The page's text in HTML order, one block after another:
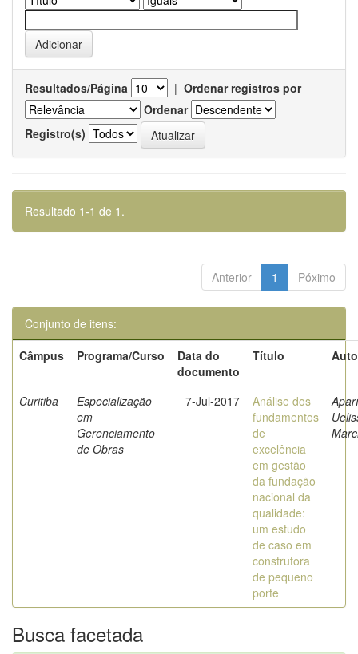
Resultados/Página | Ordenar registros por
Ordenar
Registro(s)
Resultado 1-1 de 1.
Anterior 1 Póximo
Conjunto de itens:
Câmpus
Programa/Curso
Data do
documento
Título
Curitiba
Especialização
em
Gerenciamento
de Obras
7-Jul-2017
Análise dos
fundamentos
de
excelência
em gestão
da fundação
nacional da
qualidade:
um estudo
de caso em
construtora
de pequeno
porte
Busca facetada